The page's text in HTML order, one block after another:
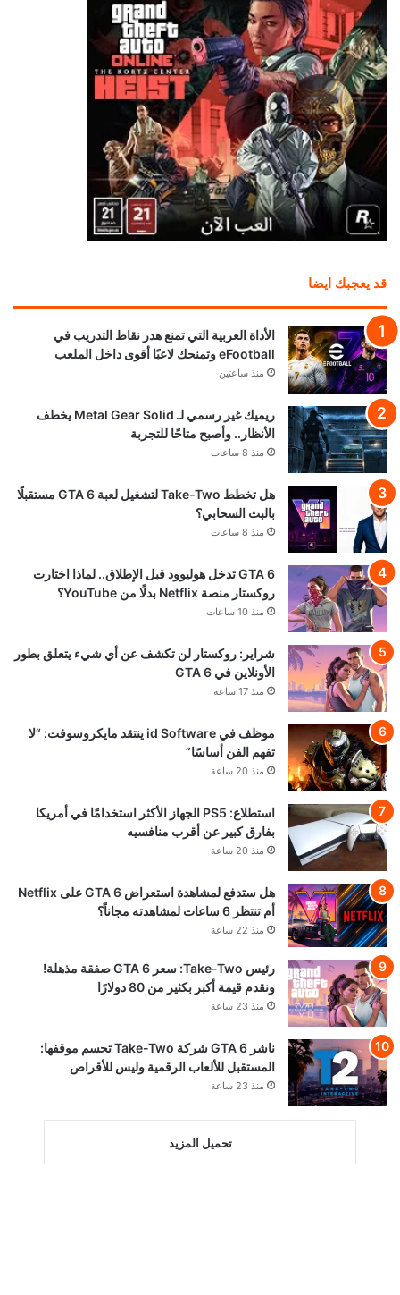
قد يعجبك ايضا
الأداة العربية التي تمنع هدر نقاط التدريب في
eFootball وتمنحك لاعبًا أقوى داخل الملعب
منذ ساعتين
ريميك غير رسمي لـ Metal Gear Solid يخطف
الأنظار.. وأصبح متاحًا للتجربة
منذ 8 ساعات
هل تخطط Take-Two لتشغيل لعبة GTA 6 مستقبلًا
بالبث السحابي؟
منذ 8 ساعات
GTA 6 تدخل هوليوود قبل الإطلاق.. لماذا اختارت
روكستار منصة Netflix بدلًا من YouTube؟
منذ 10 ساعات
شراير: روكستار لن تكشف عن أي شيء يتعلق بطور
الأونلاين في GTA 6
منذ 17 ساعة
موظف في id Software ينتقد مايكروسوفت: “لا
تفهم الفن أساسًا”
منذ 20 ساعة
استطلاع: PS5 الجهاز الأكثر استخدامًا في أمريكا
بفارق كبير عن أقرب منافسيه
منذ 20 ساعة
هل ستدفع لمشاهدة استعراض GTA 6 على Netflix
أم تنتظر 6 ساعات لمشاهدته مجاناً؟
منذ 22 ساعة
رئيس Take-Two: سعر GTA 6 صفقة مذهلة!
ونقدم قيمة أكبر بكثير من 80 دولارًا
منذ 23 ساعة
ناشر GTA 6 شركة Take-Two تحسم موقفها:
المستقبل للألعاب الرقمية وليس للأقراص
منذ 23 ساعة
تحميل المزيد